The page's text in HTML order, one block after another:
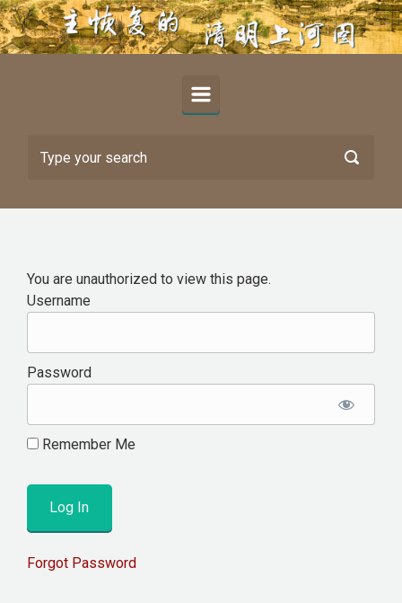
Skip to main content
You are unauthorized to view this page.
Username
Password
Remember Me
Forgot Password